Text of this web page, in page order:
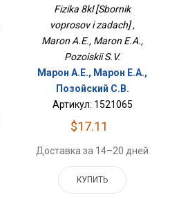
Fizika 8kl [Sbornik
voprosov i zadach] ,
Maron A.E., Maron E.A.,
Pozoiskii S.V.
Марон А.Е., Марон Е.А.,
Позойский С.В.
Артикул: 1521065
$17.11
Доставка за 14–20 дней
КУПИТЬ